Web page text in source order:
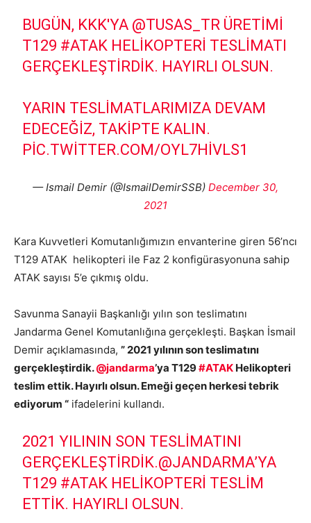
BUGÜN, KKK'YA @TUSAS_TR ÜRETIMI
T129 #ATAK HELIKOPTERI TESLIMATI
GERÇEKLEŞTIRDIK. HAYIRLI OLSUN.
YARIN TESLIMATLARIMIZA DEVAM
EDECEĞIZ, TAKIPTE KALIN.
PIC.TWITTER.COM/OYL7HIVLS1
— Ismail Demir (@IsmailDemirSSB) December 30,
2021
Kara Kuvvetleri Komutanlığımızın envanterine giren 56’ncı
T129 ATAK helikopteri ile Faz 2 konfigürasyonuna sahip
ATAK sayısı 5’e çıkmış oldu.
Savunma Sanayii Başkanlığı yılın son teslimatını
Jandarma Genel Komutanlığına gerçekleşti. Başkan İsmail
Demir açıklamasında, ” 2021 yılının son teslimatını
gerçekleştirdik.@jandarma’ya T129#ATAK Helikopteri
teslim ettik. Hayırlı olsun. Emeği geçen herkesi tebrik
ediyorum “ ifadelerini kullandı.
2021 YILININ SON TESLIMATINI
GERÇEKLEŞTIRDIK.@JANDARMA’YA
T129 #ATAK HELIKOPTERI TESLIM
ETTIK. HAYIRLI OLSUN.